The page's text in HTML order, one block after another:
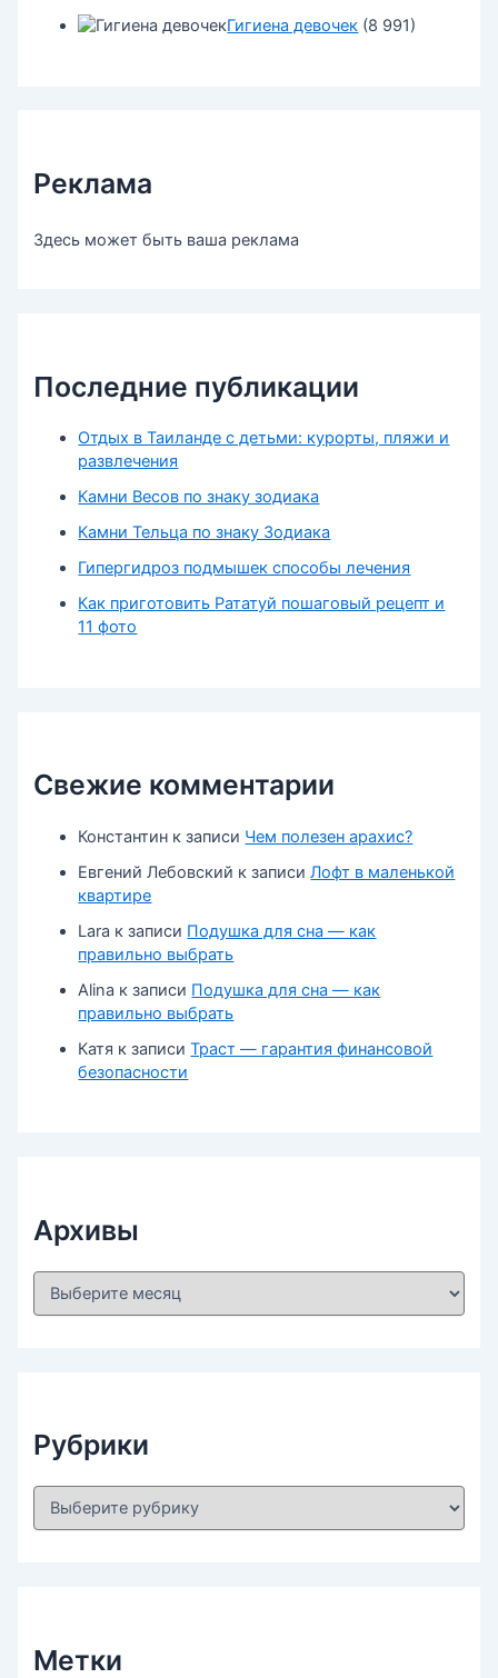
Гигиена девочек (8 991)
Реклама
Здесь может быть ваша реклама
Последние публикации
Отдых в Таиланде с детьми: курорты, пляжи и
развлечения
Камни Весов по знаку зодиака
Камни Тельца по знаку Зодиака
Гипергидроз подмышек способы лечения
Как приготовить Рататуй пошаговый рецепт и
11 фото
Свежие комментарии
Константин к записи Чем полезен арахис?
Евгений Лебовский к записиЛофт в маленькой
квартире
Lara к записи Подушка для сна — как
правильно выбрать
Alina к записи Подушка для сна — как
правильно выбрать
Катя к записиТраст — гарантия финансовой
безопасности
Архивы
А
Рубрики
Р
Метки